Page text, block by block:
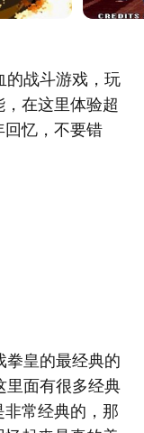
的战斗游戏，玩
在这里体验超
回忆，不要错
拳皇的最经典的
里面有很多经典
常经典的，那